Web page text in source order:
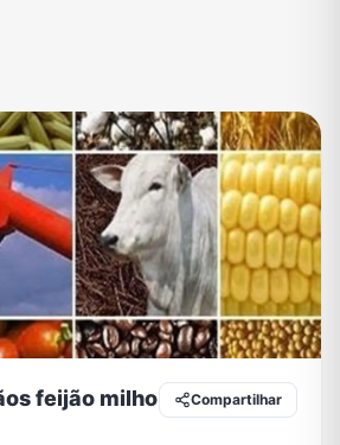
Política Profissões
Sociais Religião Shitpost
feijão milho
Compartilhar